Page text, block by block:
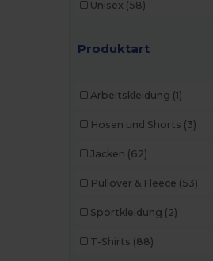
Unisex (58)
Produktart
Arbeitskleidung (1)
Hosen und Shorts (3)
Jacken (62)
Pullover & Fleece (53)
Sportkleidung (2)
T-Shirts (88)